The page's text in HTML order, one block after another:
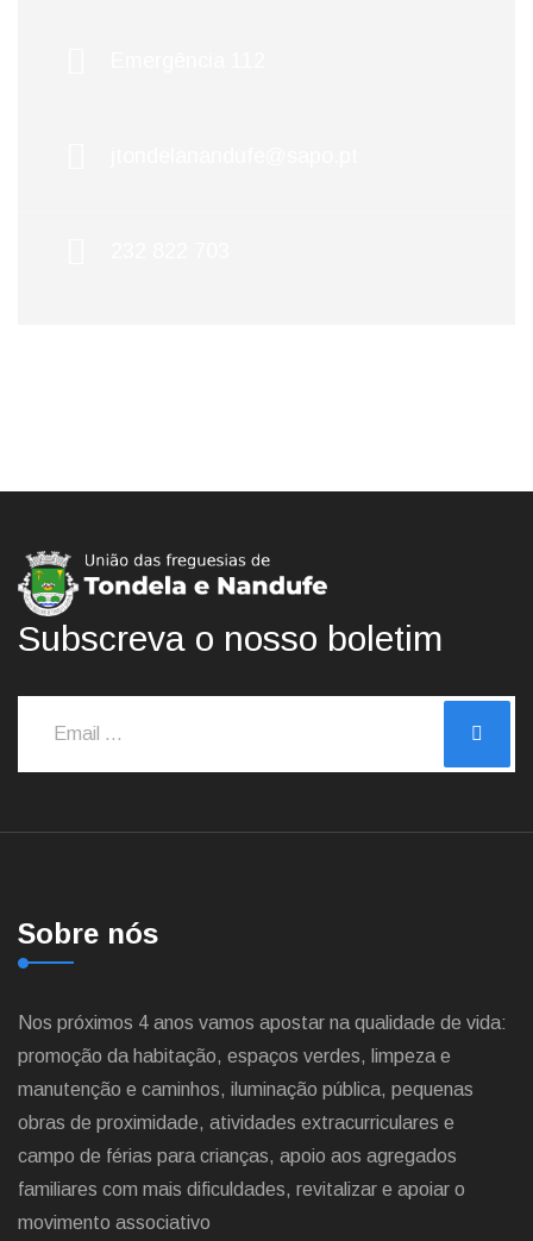
Subscreva o nosso boletim
Sobre nós
Nos próximos 4 anos vamos apostar na qualidade de vida:
promoção da habitação, espaços verdes, limpeza e
manutenção e caminhos, iluminação pública, pequenas
obras de proximidade, atividades extracurriculares e
campo de férias para crianças, apoio aos agregados
familiares com mais dificuldades, revitalizar e apoiar o
movimento associativo